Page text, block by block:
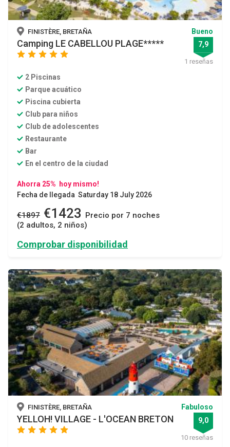
FINISTÈRE, BRETAÑA
Camping LE CABELLOU PLAGE*****
star star star star
Bueno
7,9
1 reseñas
2 Piscinas
Parque acuático
Piscina cubierta
Club para niños
Club de adolescentes
Restaurante
Bar
En el centro de la ciudad
Ahorra 25% hoy mismo!
Fecha de llegada Saturday 18 July 2026
€1897 €1423
Precio por 7 noches
(2 adultos, 2 niños)
Comprobar disponibilidad
FINISTÈRE, BRETAÑA
YELLOH! VILLAGE - L'OCEAN BRETON
star star star star
Fabuloso
9,0
10 reseñas